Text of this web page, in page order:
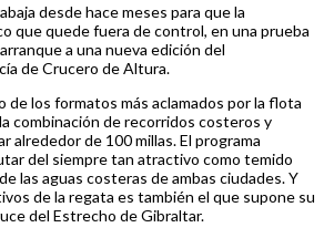
desde hace meses para que la
que quede fuera de control, en una prueba
a una nueva edición del
de Crucero de Altura.
de los formatos más aclamados por la flota
combinación de recorridos costeros y
alrededor de 100 millas. El programa
del siempre tan atractivo como temido
las aguas costeras de ambas ciudades. Y
de la regata es también el que supone su
del Estrecho de Gibraltar.